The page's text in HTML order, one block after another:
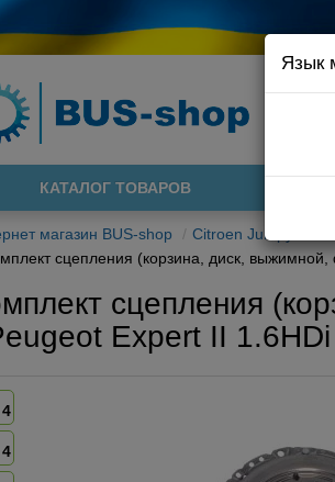
КАТАЛОГ ТОВАРОВ
магазин BUS-shop
Citroen Jumpy II
сцепления (корзина, диск,
Язык
сцепления
Expert II
4
4